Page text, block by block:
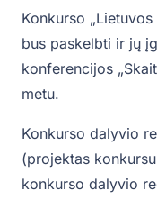
Konkurso
bus paskelbti ir jų
konferencijos
metu.
Konkurso dalyvio
(projektas
konkurso dalyvio